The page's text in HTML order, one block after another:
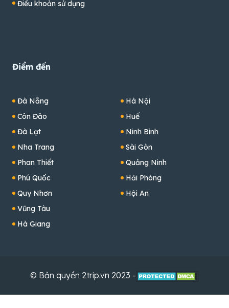
Điều khoản sử dụng
Điểm đến
Đà Nẵng
Côn Đảo
Đà Lạt
Nha Trang
Phan Thiết
Phú Quốc
Quy Nhơn
Vũng Tàu
Hà Giang
Hà Nội
Huế
Ninh Bình
Sài Gòn
Quảng Ninh
Hải Phòng
Hội An
© Bản quyền 2trip.vn 2023 -